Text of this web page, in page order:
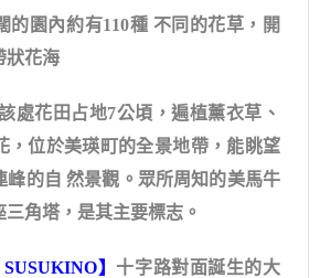
的園內約有110種 不同的花草，開
狀花海
處花田占地7公頃，遍植薰衣草、
，位於美瑛町的全景地帶，能眺望
峰的自 然景觀。眾所周知的美馬牛
角塔，是其主要標志。
】 十字路對面誕生的大